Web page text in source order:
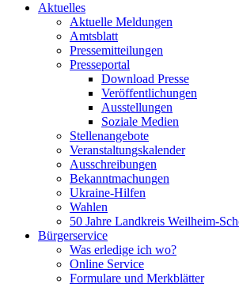
Aktuelles
Aktuelle Meldungen
Amtsblatt
Pressemitteilungen
Presseportal
Download Presse
Veröffentlichungen
Ausstellungen
Soziale Medien
Stellenangebote
Veranstaltungskalender
Ausschreibungen
Bekanntmachungen
Ukraine-Hilfen
Wahlen
50 Jahre Landkreis Weilheim-
Bürgerservice
Was erledige ich wo?
Online Service
Formulare und Merkblätter